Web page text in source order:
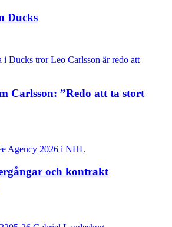
Ducks
Carlsson: ”Redo att ta stort
och kontrakt